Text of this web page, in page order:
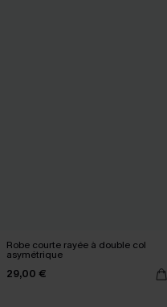
Robe courte rayée à double col
asymétrique
29,00 €